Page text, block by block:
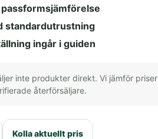
standardutrustning
ingår i guiden
inte produkter direkt. Vi jämför priser
återförsäljare.
Kolla aktuellt pris